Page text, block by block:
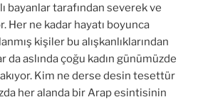
bayanlar tarafından severek ve
Her ne kadar hayatı boyunca
kişiler bu alışkanlıklarından
da aslında çoğu kadın günümüzde
Kim ne derse desin tesettür
her alanda bir Arap esintisinin